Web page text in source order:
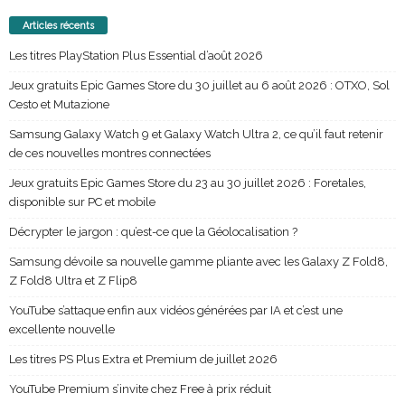
Articles récents
Les titres PlayStation Plus Essential d’août 2026
Jeux gratuits Epic Games Store du 30 juillet au 6 août 2026 : OTXO, Sol
Cesto et Mutazione
Samsung Galaxy Watch 9 et Galaxy Watch Ultra 2, ce qu’il faut retenir
de ces nouvelles montres connectées
Jeux gratuits Epic Games Store du 23 au 30 juillet 2026 : Foretales,
disponible sur PC et mobile
Décrypter le jargon : qu’est-ce que la Géolocalisation ?
Samsung dévoile sa nouvelle gamme pliante avec les Galaxy Z Fold8,
Z Fold8 Ultra et Z Flip8
YouTube s’attaque enfin aux vidéos générées par IA et c’est une
excellente nouvelle
Les titres PS Plus Extra et Premium de juillet 2026
YouTube Premium s’invite chez Free à prix réduit